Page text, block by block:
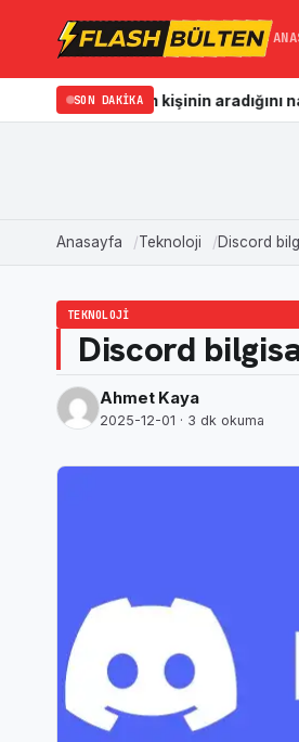
SON DAKIKA
kişinin aradığını nasıl
Anasayfa Teknoloji Discord
TEKNOLOJI
Discord
Ahmet Kaya
2025-12-01 · 3 dk okuma